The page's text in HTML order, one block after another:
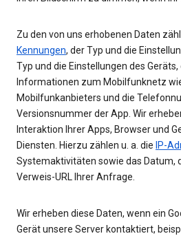
Zu den von uns erhobenen Daten
Kennungen, der Typ und die
Typ und die Einstellungen des
Informationen zum Mobilfunknetz
Mobilfunkanbieters und die
Versionsnummer der App. Wir
Interaktion Ihrer Apps, Browser und
Diensten. Hierzu zählen u. a. die IP-
Systemaktivitäten sowie das Datum,
Verweis-URL Ihrer Anfrage.
Wir erheben diese Daten, wenn ein
Gerät unsere Server kontaktiert,